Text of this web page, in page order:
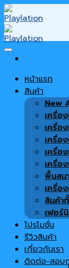
Skip
to
content
หน้าแรก
สินค้า
New
เครื่อ
เครื่อ
เครื่อ
เครื่อ
เครื่อ
พื้นสน
เครื่อ
สินค้า
เฟอร์
โปรโมชั่น
รีวิวสินค้า
เกี่ยวกับเรา
ติดต่อ-สอบถ